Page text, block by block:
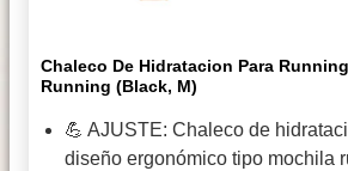
Chaleco De Hidratacion Para
Running (Black, M)
💪 AJUSTE: Chaleco de
diseño ergonómico tipo mochila